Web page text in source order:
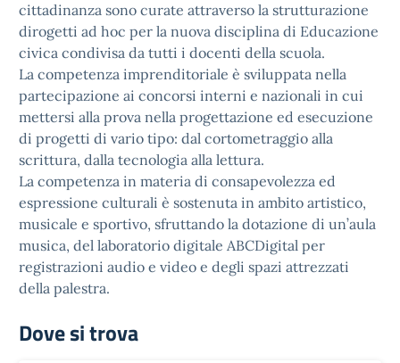
cittadinanza sono curate attraverso la strutturazione
dirogetti ad hoc per la nuova disciplina di Educazione
civica condivisa da tutti i docenti della scuola.
La competenza imprenditoriale è sviluppata nella
partecipazione ai concorsi interni e nazionali in cui
mettersi alla prova nella progettazione ed esecuzione
di progetti di vario tipo: dal cortometraggio alla
scrittura, dalla tecnologia alla lettura.
La competenza in materia di consapevolezza ed
espressione culturali è sostenuta in ambito artistico,
musicale e sportivo, sfruttando la dotazione di un’aula
musica, del laboratorio digitale ABCDigital per
registrazioni audio e video e degli spazi attrezzati
della palestra.
Dove si trova